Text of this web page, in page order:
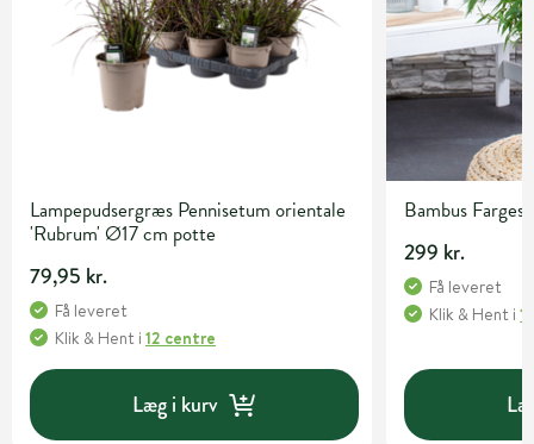
Lampepudsergræs Pennisetum orientale
'Rubrum' Ø17 cm potte
79,95 kr.
Få leveret
Klik & Hent i 12 centre
Læg i kurv
Bambus
299 kr.
Få leveret
Klik & Hent i